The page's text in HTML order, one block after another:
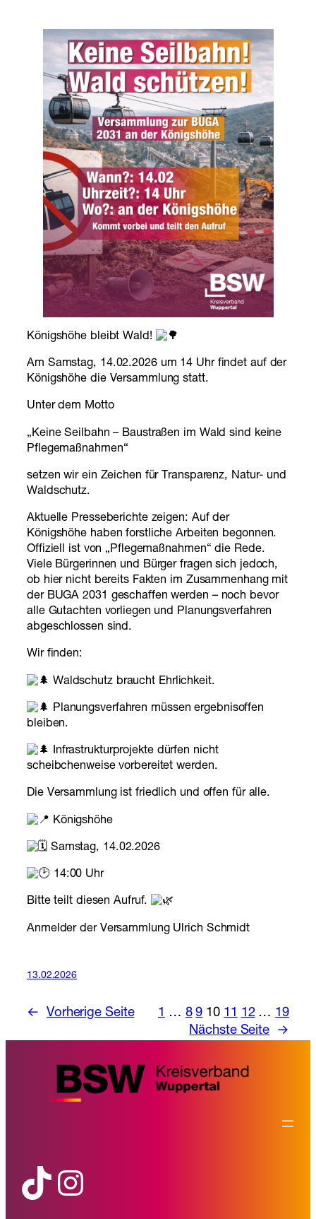
Königshöhe bleibt Wald!
Am Samstag, 14.02.2026 um 14 Uhr findet auf der
Königshöhe die Versammlung statt.
Unter dem Motto
„Keine Seilbahn – Baustraßen im Wald sind keine
Pflegemaßnahmen“
setzen wir ein Zeichen für Transparenz, Natur- und
Waldschutz.
Aktuelle Presseberichte zeigen: Auf der
Königshöhe haben forstliche Arbeiten begonnen.
Offiziell ist von „Pflegemaßnahmen“ die Rede.
Viele Bürgerinnen und Bürger fragen sich jedoch,
ob hier nicht bereits Fakten im Zusammenhang mit
der BUGA 2031 geschaffen werden – noch bevor
alle Gutachten vorliegen und Planungsverfahren
abgeschlossen sind.
Wir finden:
Waldschutz braucht Ehrlichkeit.
Planungsverfahren müssen ergebnisoffen
bleiben.
Infrastrukturprojekte dürfen nicht
scheibchenweise vorbereitet werden.
Die Versammlung ist friedlich und offen für alle.
Königshöhe
Samstag, 14.02.2026
14:00 Uhr
Bitte teilt diesen Aufruf.
Anmelder der Versammlung Ulrich Schmidt
13.02.2026
← Vorherige Seite 1 … 8 9 10 11 12 … 19
Nächste Seite
→
TikTok Instagram